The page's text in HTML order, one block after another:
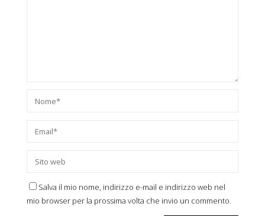
Salva il mio nome, indirizzo e-mail e indirizzo web nel
mio browser per la prossima volta che invio un commento.